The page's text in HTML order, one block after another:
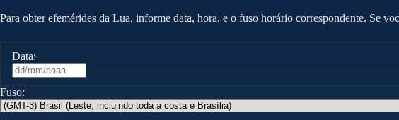
Para obter efemérides da Lua, informe data, hora, e o fuso horário correspondente. Se
Data:
Fuso: